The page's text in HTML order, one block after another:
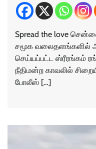
Spread the love
சமூக வலைதளங்​களில்
செய்யப்பட்ட ஸ்ரீரங்கம்
நீதிமன்ற காவலில்
போலீஸ் […]